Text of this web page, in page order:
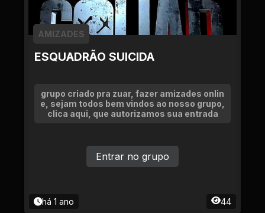
ESQUADRÃO SUICIDA
AMIZADES
grupo criado pra zuar, fazer amizades onlin
e, sejam todos bem vindos ao nosso grupo,
clica aqui, que autorizamos sua entrada
há 1 ano 44
Entrar no grupo